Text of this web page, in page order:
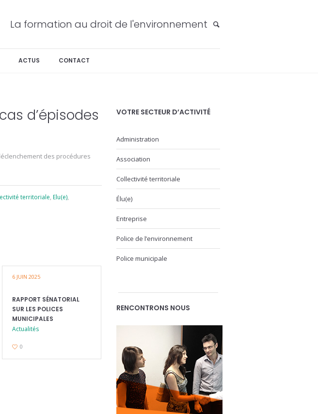
La formation au droit de l'environnement
ACTUS CONTACT
d’épisodes
des procédures
territoriale, Elu(e),
6 JUIN 2025
RAPPORT SÉNATORIAL
SUR LES POLICES
MUNICIPALES
Actualités
0
VOTRE SECTEUR D’ACTIVITÉ
Administration
Association
Collectivité territoriale
Élu(e)
Entreprise
Police de l’environnement
Police municipale
RENCONTRONS NOUS